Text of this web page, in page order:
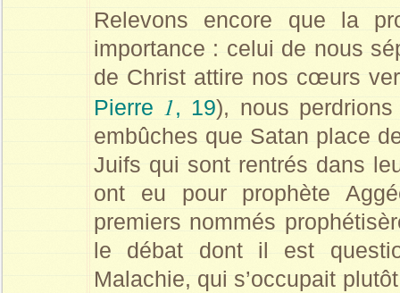
Relevons encore que la
importance : celui de nous
de Christ attire nos cœurs
Pierre 1, 19), nous
embûches que Satan place
Juifs qui sont rentrés dans
ont eu pour prophète
premiers nommés
le débat dont il est
Malachie, qui s’occupait